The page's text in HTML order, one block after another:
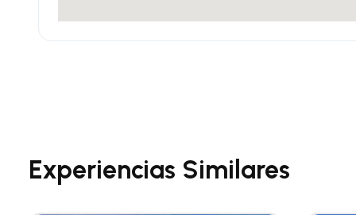
Experiencias Similares